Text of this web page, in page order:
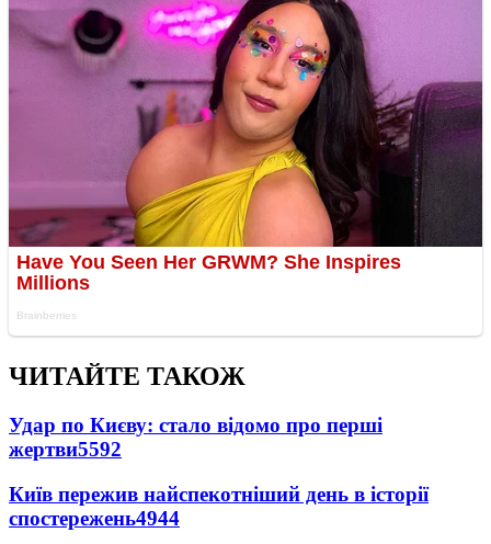
ЧИТАЙТЕ ТАКОЖ
Удар по Києву: стало відомо про перші
жертви5592
Київ пережив найспекотніший день в історії
спостережень4944